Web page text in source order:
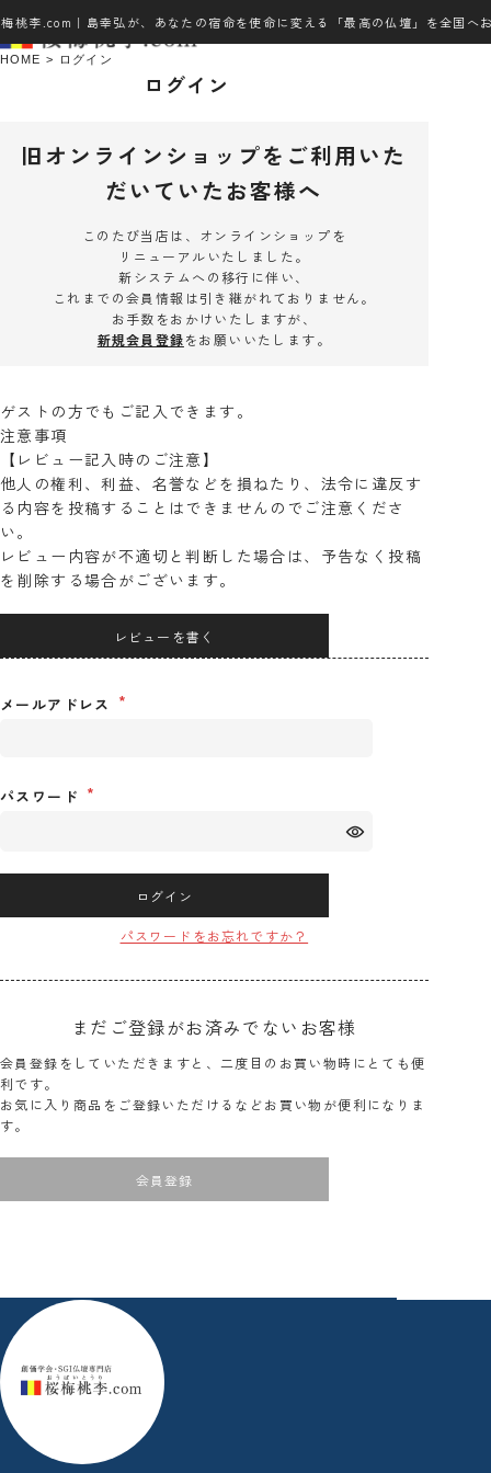
桃李.com｜島幸弘が、あなたの宿命を使命に変える「最高の仏壇」を全国へ
HOME ログイン
ログイン
旧オンラインショップをご利用いた
だいていたお客様へ
このたび当店は、オンラインショップを
リニューアルいたしました。
新システムへの移行に伴い、
これまでの会員情報は引き継がれておりません。
お手数をおかけいたしますが、
新規会員登録をお願いいたします。
ゲストの方でもご記入できます。
注意事項
【レビュー記入時のご注意】
他人の権利、利益、名誉などを損ねたり、法令に違反す
る内容を投稿することはできませんのでご注意くださ
い。
レビュー内容が不適切と判断した場合は、予告なく投稿
を削除する場合がございます。
レビューを書く
メールアドレス
パスワード
ログイン
パスワードをお忘れですか？
まだご登録がお済みでないお客様
会員登録をしていただきますと、二度目のお買い物時にとても便
利です。
お気に入り商品をご登録いただけるなどお買い物が便利になりま
す。
会員登録